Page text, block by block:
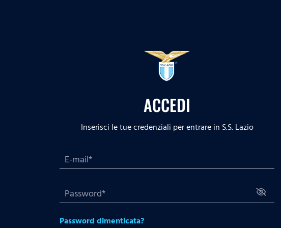
ACCEDI
Inserisci le tue credenziali per entrare in S.S. Lazio
Password dimenticata?